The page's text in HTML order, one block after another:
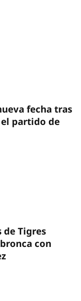
fecha tras
partido de
de Tigres
con